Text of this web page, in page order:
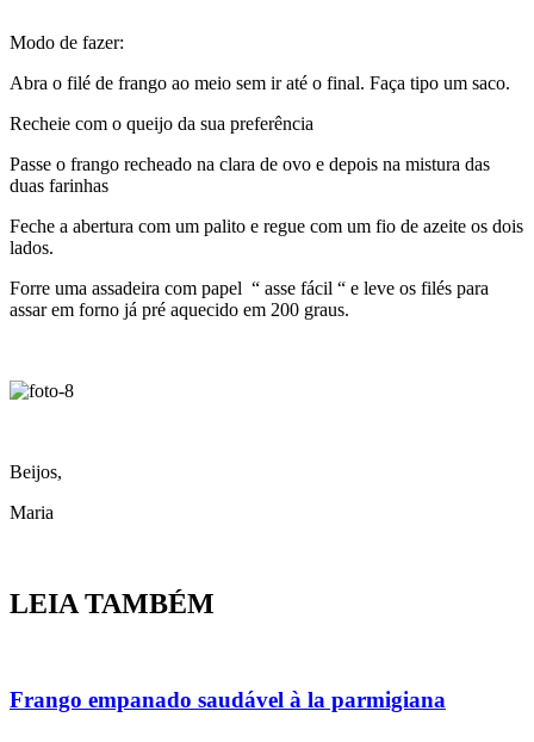
Modo de fazer:
Abra o filé de frango ao meio sem ir até o final. Faça tipo um saco.
Recheie com o queijo da sua preferência
Passe o frango recheado na clara de ovo e depois na mistura das
duas farinhas
Feche a abertura com um palito e regue com um fio de azeite os dois
lados.
Forre uma assadeira com papel “ asse fácil “ e leve os filés para
assar em forno já pré aquecido em 200 graus.
Beijos,
Maria
LEIA TAMBÉM
Frango empanado saudável à la parmigiana